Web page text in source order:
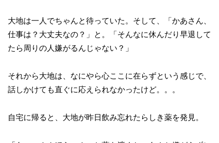
大地は一人でちゃんと待っていた。そして、「かあさん、
仕事は？大丈夫なの？」と。「そんなに休んだり早退して
たら周りの人嫌がるんじゃない？」
それから大地は、なにやら心ここに在らずという感じで、
話しかけても直ぐに応えられなかったけど。。。
自宅に帰ると、大地が昨日飲み忘れたらしき薬を発見。